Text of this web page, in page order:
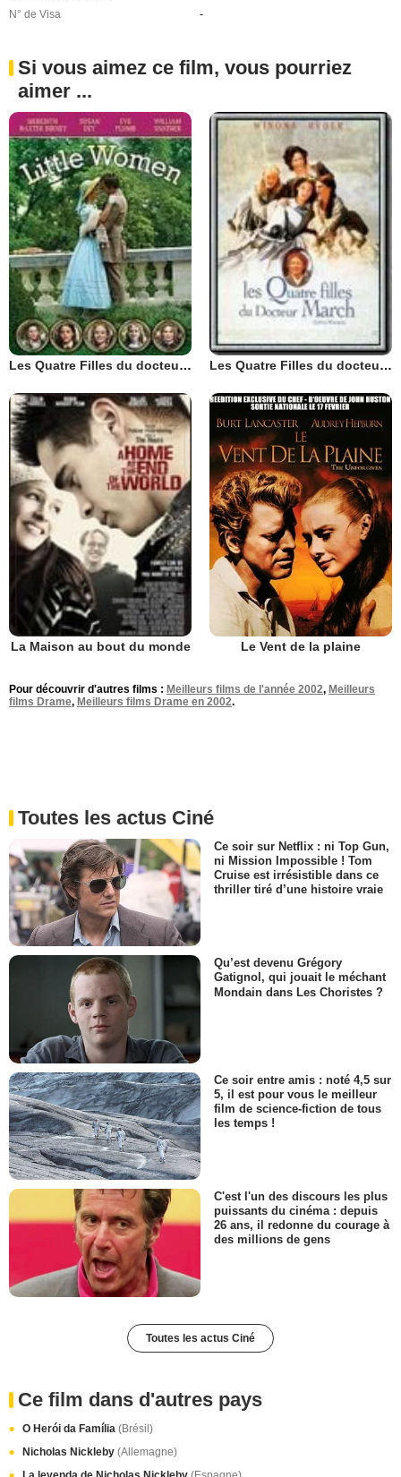
N° de Visa
-
Si vous aimez ce film, vous pourriez
aimer ...
Les Quatre Filles du docteur March Les Quatre Filles du docteur March
La Maison au bout du monde Le Vent de la plaine
Pour découvrir d'autres films : Meilleurs films de l'année 2002, Meilleurs
films Drame, Meilleurs films Drame en 2002.
Toutes les actus Ciné
Ce soir sur Netflix : ni Top Gun,
ni Mission Impossible ! Tom
Cruise est irrésistible dans ce
thriller tiré d’une histoire vraie
Qu’est devenu Grégory
Gatignol, qui jouait le méchant
Mondain dans Les Choristes ?
Ce soir entre amis : noté 4,5 sur
5, il est pour vous le meilleur
film de science-fiction de tous
les temps !
C'est l'un des discours les plus
puissants du cinéma : depuis
26 ans, il redonne du courage à
des millions de gens
Toutes les actus Ciné
Ce film dans d'autres pays
O Herói da Família (Brésil)
Nicholas Nickleby (Allemagne)